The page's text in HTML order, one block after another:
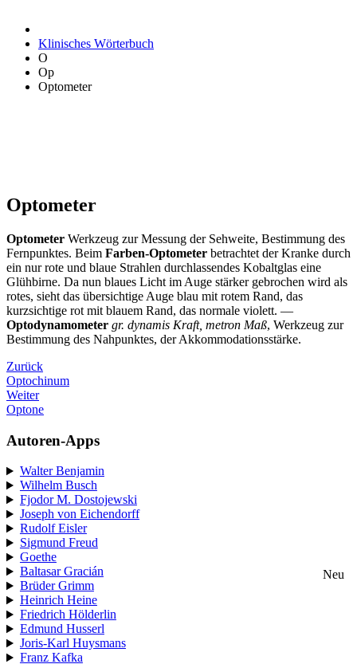
Klinisches Wörterbuch
O
Op
Optometer
Optometer
Optometer Werkzeug zur Messung der Sehweite, Bestimmung des
Fernpunktes. Beim Farben-Optometer betrachtet der Kranke durch
ein nur rote und blaue Strahlen durchlassendes Kobaltglas eine
Glühbirne. Da nun blaues Licht im Auge stärker gebrochen wird als
rotes, sieht das übersichtige Auge blau mit rotem Rand, das
kurzsichtige rot mit blauem Rand, das normale violett. —
Optodynamometer gr. dynamis Kraft, metron Maß, Werkzeug zur
Bestimmung des Nahpunktes, der Akkommodationsstärke.
Zurück
Optochinum
Weiter
Optone
Autoren-Apps
Walter Benjamin
Wilhelm Busch
Fjodor M. Dostojewski
Joseph von Eichendorff
Rudolf Eisler
Sigmund Freud
Goethe
Baltasar Gracián
Neu
Brüder Grimm
Heinrich Heine
Friedrich Hölderlin
Edmund Husserl
Joris-Karl Huysmans
Franz Kafka